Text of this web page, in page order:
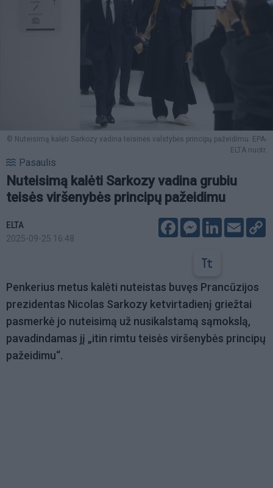
© Nuteisimą kalėti Sarkozy vadina teisinės valstybės principų pažeidimu. EPA-
ELTA nuotr.
Pasaulis
Nuteisimą kalėti Sarkozy vadina grubiu
teisės viršenybės principų pažeidimu
ELTA
2025-09-25 16:48
FacebookMessenger
LinkedIn
Email
Penkerius metus kalėti nuteistas buvęs Prancūzijos
prezidentas Nicolas Sarkozy ketvirtadienį griežtai
pasmerkė jo nuteisimą už nusikalstamą sąmokslą,
pavadindamas jį „itin rimtu teisės viršenybės principų
pažeidimu“.